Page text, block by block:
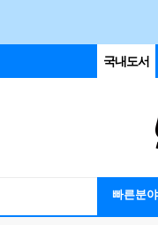
국내도서
빠른분야